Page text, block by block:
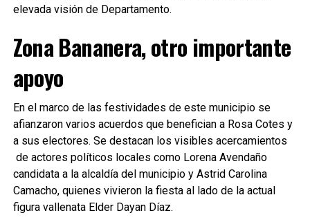
elevada visión de Departamento.
Zona Bananera, otro importante
apoyo
En el marco de las festividades de este municipio se
afianzaron varios acuerdos que benefician a Rosa Cotes y
a sus electores. Se destacan los visibles acercamientos
de actores políticos locales como Lorena Avendaño
candidata a la alcaldía del municipio y Astrid Carolina
Camacho, quienes vivieron la fiesta al lado de la actual
figura vallenata Elder Dayan Díaz.